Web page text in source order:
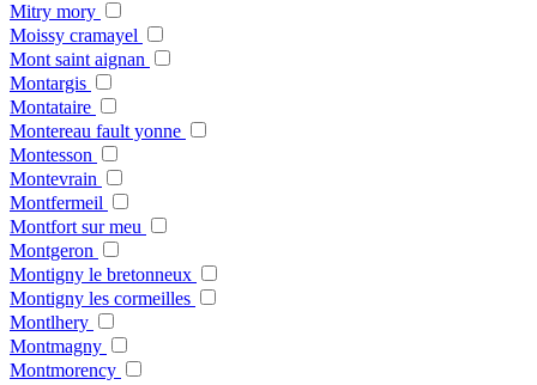
Mitry mory
Moissy cramayel
Mont saint aignan
Montargis
Montataire
Montereau fault yonne
Montesson
Montevrain
Montfermeil
Montfort sur meu
Montgeron
Montigny le bretonneux
Montigny les cormeilles
Montlhery
Montmagny
Montmorency